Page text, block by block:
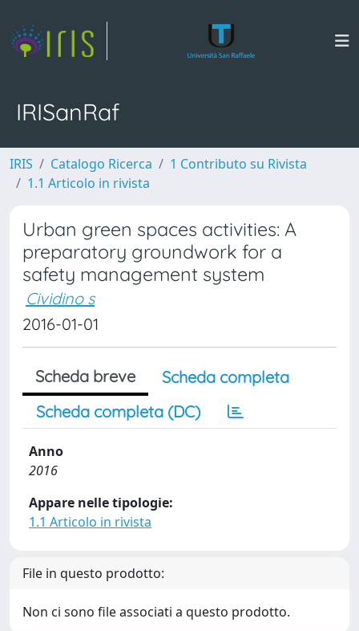
IRISanRaf
IRIS Catalogo Ricerca
1 Contributo su Rivista
1.1 Articolo in rivista
Urban green spaces activities: A
preparatory groundwork for a
safety management system
Cividino s
2016-01-01
Scheda breve
Scheda completa
Scheda completa (DC)
Anno
2016
Appare nelle tipologie:
1.1 Articolo in rivista
File in questo prodotto:
Non ci sono file associati a questo prodotto.